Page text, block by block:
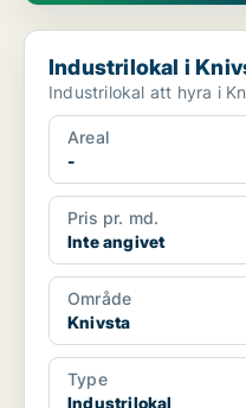
Industrilokal i Knivsta
Industrilokal i
Industrilokal att hyra i
Areal
-
Pris pr. md.
Inte angivet
Område
Knivsta
Type
Industrilokal